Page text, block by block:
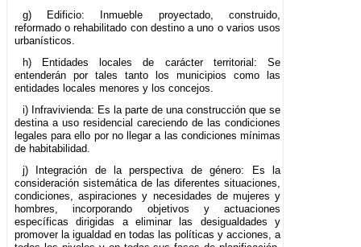
g) Edificio: Inmueble proyectado, construido,
reformado o rehabilitado con destino a uno o varios usos
urbanísticos.
h) Entidades locales de carácter territorial: Se
entenderán por tales tanto los municipios como las
entidades locales menores y los concejos.
i) Infravivienda: Es la parte de una construcción que se
destina a uso residencial careciendo de las condiciones
legales para ello por no llegar a las condiciones mínimas
de habitabilidad.
j) Integración de la perspectiva de género: Es la
consideración sistemática de las diferentes situaciones,
condiciones, aspiraciones y necesidades de mujeres y
hombres, incorporando objetivos y actuaciones
específicas dirigidas a eliminar las desigualdades y
promover la igualdad en todas las políticas y acciones, a